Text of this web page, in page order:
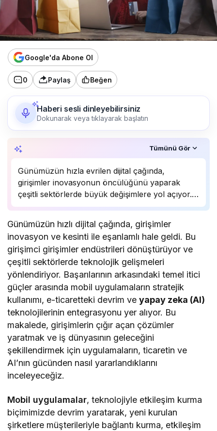
Google'da Abone Ol
0 Paylaş Beğen
Haberi sesli dinleyebilirsiniz
Dokunarak veya tıklayarak başlatın
Tümünü Gör
Günümüzün hızla evrilen dijital çağında,
girişimler inovasyonun öncülüğünü yaparak
çeşitli sektörlerde büyük değişimlere yol açıyor.
Mobil uygulamaların stratejik kullanımı, e-
(AI) teknolojilerinin entegrasyonu gibi faktörler,
bu girişimlerin başarısının ardındaki temel itici
güçler arasında…
Günümüzün hızlı dijital çağında, girişimler
inovasyon ve kesinti ile eşanlamlı hale geldi. Bu
girişimci girişimler endüstrileri dönüştürüyor ve
çeşitli sektörlerde teknolojik gelişmeleri
yönlendiriyor. Başarılarının arkasındaki temel itici
güçler arasında mobil uygulamaların stratejik
kullanımı, e-ticaretteki devrim veyapay zeka (AI)
teknolojilerinin entegrasyonu yer alıyor. Bu
makalede, girişimlerin çığır açan çözümler
yaratmak ve iş dünyasının geleceğini
şekillendirmek için uygulamaların, ticaretin ve
AI’nın gücünden nasıl yararlandıklarını
inceleyeceğiz.
Mobil uygulamalar, teknolojiyle etkileşim kurma
biçimimizde devrim yaratarak, yeni kurulan
şirketlere müşterileriyle bağlantı kurma, etkileşim